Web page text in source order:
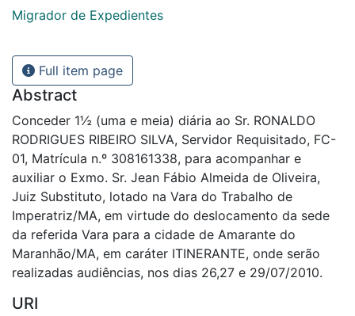
Migrador de Expedientes
Full item page
Abstract
Conceder 1½ (uma e meia) diária ao Sr. RONALDO
RODRIGUES RIBEIRO SILVA, Servidor Requisitado, FC-
01, Matrícula n.º 308161338, para acompanhar e
auxiliar o Exmo. Sr. Jean Fábio Almeida de Oliveira,
Juiz Substituto, lotado na Vara do Trabalho de
Imperatriz/MA, em virtude do deslocamento da sede
da referida Vara para a cidade de Amarante do
Maranhão/MA, em caráter ITINERANTE, onde serão
realizadas audiências, nos dias 26,27 e 29/07/2010.
URI